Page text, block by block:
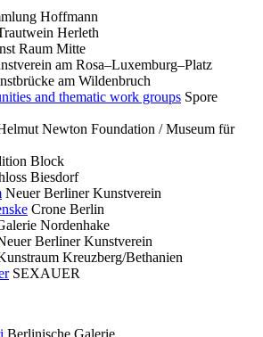
Hoffmann
Herleth
Raum Mitte
am Rosa–Luxemburg–Platz
am Wildenbruch
and thematic work groups Spore
Newton Foundation / Museum für
Block
Biesdorf
Neuer Berliner Kunstverein
Crone Berlin
Nordenhake
Berliner Kunstverein
Kreuzberg/Bethanien
SEXAUER
Berlinische Galerie